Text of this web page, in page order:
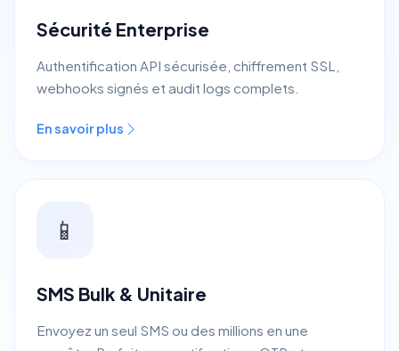
Sécurité Enterprise
Authentification API sécurisée, chiffrement SSL,
webhooks signés et audit logs complets.
En savoir plus
📱
SMS Bulk & Unitaire
Envoyez un seul SMS ou des millions en une